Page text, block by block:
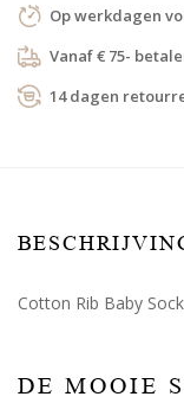
Op werkdagen
Vanaf € 75-
14 dagen
Cotton Rib Baby
DE MOOIE